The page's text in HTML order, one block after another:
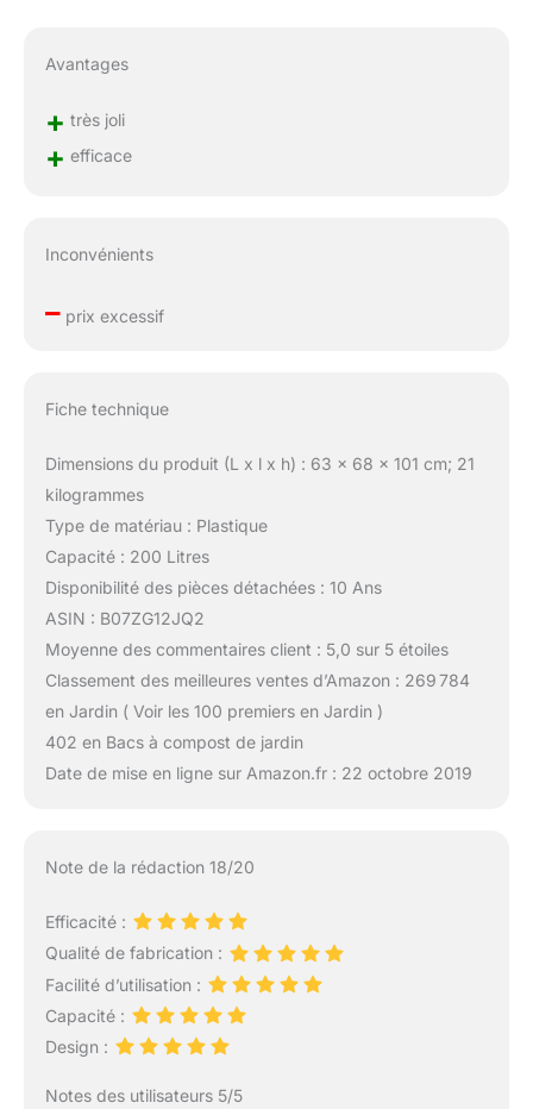
Avantages
+ très joli
+ efficace
Inconvénients
–prix excessif
Fiche technique
Dimensions du produit (L x l x h) : 63 x 68 x 101 cm; 21
kilogrammes
Type de matériau : Plastique
Capacité : 200 Litres
Disponibilité des pièces détachées : 10 Ans
ASIN : B07ZG12JQ2
Moyenne des commentaires client : 5,0 sur 5 étoiles
Classement des meilleures ventes d’Amazon : 269 784
en Jardin ( Voir les 100 premiers en Jardin )
402 en Bacs à compost de jardin
Date de mise en ligne sur Amazon.fr : 22 octobre 2019
Note de la rédaction 18/20
Efficacité :
Qualité de fabrication :
Facilité d’utilisation :
Capacité :
Design :
Notes des utilisateurs 5/5